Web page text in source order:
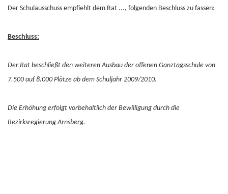
Der Schulausschuss empfiehlt dem Rat ..., folgenden Beschluss zu fassen:
Beschluss:
Der Rat beschließt den weiteren Ausbau der offenen Ganztagsschule von
7.500 auf 8.000 Plätze ab dem Schuljahr 2009/2010.
Die Erhöhung erfolgt vorbehaltlich der Bewilligung durch die
Bezirksregierung Arnsberg.